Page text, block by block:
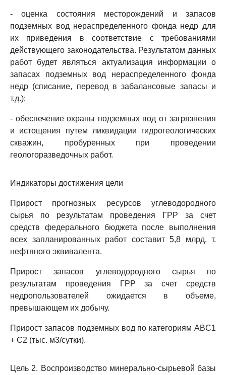
- оценка состояния месторождений и запасов
подземных вод нераспределенного фонда недр для
их приведения в соответствие с требованиями
действующего законодательства. Результатом данных
работ будет являться актуализация информации о
запасах подземных вод нераспределенного фонда
недр (списание, перевод в забалансовые запасы и
т.д.);
- обеспечение охраны подземных вод от загрязнения
и истощения путем ликвидации гидрогеологических
скважин, пробуренных при проведении
геологоразведочных работ.
Индикаторы достижения цели
Прирост прогнозных ресурсов углеводородного
сырья по результатам проведения ГРР за счет
средств федерального бюджета после выполнения
всех запланированных работ составит 5,8 млрд. т.
нефтяного эквивалента.
Прирост запасов углеводородного сырья по
результатам проведения ГРР за счет средств
недропользователей ожидается в объеме,
превышающем их добычу.
Прирост запасов подземных вод по категориям ABC1
+ C2 (тыс. м3/сутки).
Цель 2. Воспроизводство минерально-сырьевой базы